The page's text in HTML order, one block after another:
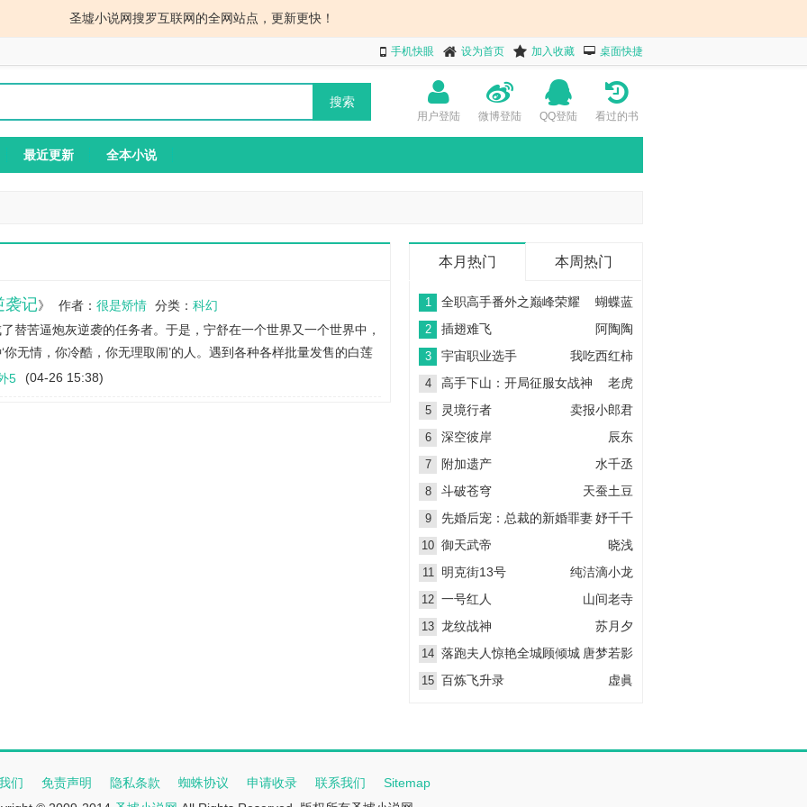
圣墟小说网搜罗互联网的全网站点，更新更快！
手机快眼 设为首页 加入收藏 桌面快捷
看过的书
QQ登陆
微博登陆
用户登陆
最近更新 全本小说
袭记》 作者： 很是矫情 分类： 科幻
替苦逼炮灰逆袭的任务者。于是，宁舒在一个世界又一个世界中，
你无情，你冷酷，你无理取闹’的人。遇到各种各样批量发售的白莲
还能不能..
5 (04-26 15:38)
本月热门 本周热门
1 蝴蝶蓝
全职高手番外之巅峰荣耀
2 阿陶陶
插翅难飞
3 我吃西红柿
宇宙职业选手
4 老虎
高手下山：开局征服女战神
5 卖报小郎君
灵境行者
6 辰东
深空彼岸
7 水千丞
附加遗产
8 天蚕土豆
斗破苍穹
9 妤千千
先婚后宠：总裁的新婚罪妻
10 晓浅
御天武帝
11 纯洁滴小龙
明克街13号
12 山间老寺
一号红人
13 苏月夕
龙纹战神
14 唐梦若影
落跑夫人惊艳全城顾倾城
15 虚眞
百炼飞升录
们 免责声明 隐私条款 蜘蛛协议 申请收录 联系我们
Sitemap